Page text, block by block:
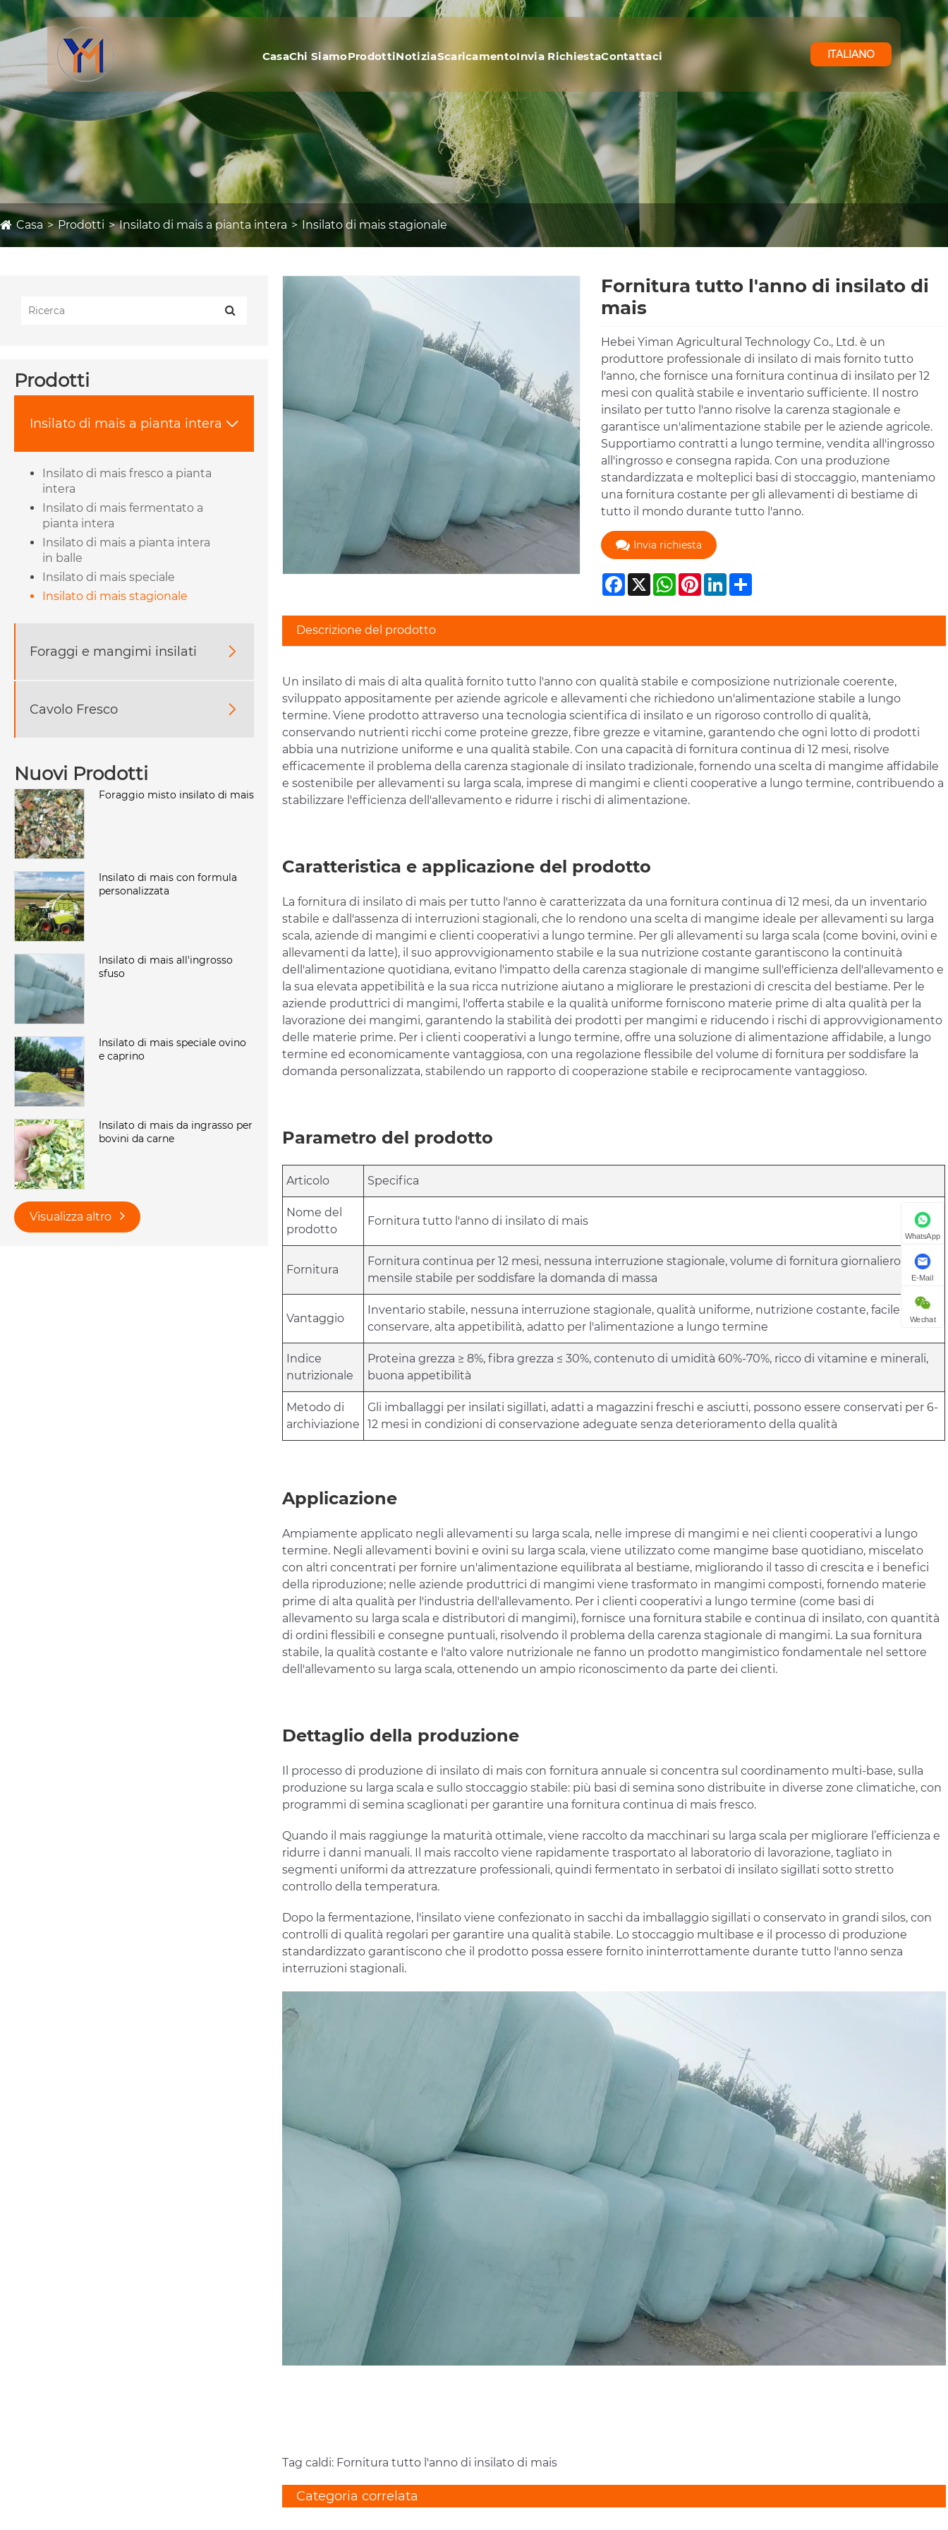
CasaChi SiamoProdottiNotiziaScaricamentoInvia RichiestaContattaci ITALIANO
Casa Prodotti Insilato di mais a pianta intera Insilato di mais stagionale
Prodotti
Insilato di mais a pianta intera 
Insilato di mais fresco a pianta
intera
Insilato di mais fermentato a
pianta intera
Insilato di mais a pianta intera
in balle
Insilato di mais speciale
Insilato di mais stagionale
Foraggi e mangimi insilati 
Cavolo Fresco 
Nuovi Prodotti
Foraggio misto insilato di mais
Insilato di mais con formula
personalizzata
Insilato di mais all'ingrosso
sfuso
Insilato di mais speciale ovino
e caprino
Insilato di mais da ingrasso per
bovini da carne
Visualizza altro
Fornitura tutto l'anno di insilato di
mais
Hebei Yiman Agricultural Technology Co., Ltd. è un
produttore professionale di insilato di mais fornito tutto
l'anno, che fornisce una fornitura continua di insilato per 12
mesi con qualità stabile e inventario sufficiente. Il nostro
insilato per tutto l'anno risolve la carenza stagionale e
garantisce un'alimentazione stabile per le aziende agricole.
Supportiamo contratti a lungo termine, vendita all'ingrosso
all'ingrosso e consegna rapida. Con una produzione
standardizzata e molteplici basi di stoccaggio, manteniamo
una fornitura costante per gli allevamenti di bestiame di
tutto il mondo durante tutto l'anno.
Invia richiesta
Facebook
X WhatsApp
Pinterest
LinkedIn
Share
Descrizione del prodotto
Un insilato di mais di alta qualità fornito tutto l'anno con qualità stabile e composizione nutrizionale coerente,
sviluppato appositamente per aziende agricole e allevamenti che richiedono un'alimentazione stabile a lungo
termine. Viene prodotto attraverso una tecnologia scientifica di insilato e un rigoroso controllo di qualità,
conservando nutrienti ricchi come proteine ​​grezze, fibre grezze e vitamine, garantendo che ogni lotto di prodotti
abbia una nutrizione uniforme e una qualità stabile. Con una capacità di fornitura continua di 12 mesi, risolve
efficacemente il problema della carenza stagionale di insilato tradizionale, fornendo una scelta di mangime affidabile
e sostenibile per allevamenti su larga scala, imprese di mangimi e clienti cooperative a lungo termine, contribuendo a
stabilizzare l'efficienza dell'allevamento e ridurre i rischi di alimentazione.
Caratteristica e applicazione del prodotto
La fornitura di insilato di mais per tutto l'anno è caratterizzata da una fornitura continua di 12 mesi, da un inventario
stabile e dall'assenza di interruzioni stagionali, che lo rendono una scelta di mangime ideale per allevamenti su larga
scala, aziende di mangimi e clienti cooperativi a lungo termine. Per gli allevamenti su larga scala (come bovini, ovini e
allevamenti da latte), il suo approvvigionamento stabile e la sua nutrizione costante garantiscono la continuità
dell'alimentazione quotidiana, evitano l'impatto della carenza stagionale di mangime sull'efficienza dell'allevamento e
la sua elevata appetibilità e la sua ricca nutrizione aiutano a migliorare le prestazioni di crescita del bestiame. Per le
aziende produttrici di mangimi, l'offerta stabile e la qualità uniforme forniscono materie prime di alta qualità per la
lavorazione dei mangimi, garantendo la stabilità dei prodotti per mangimi e riducendo i rischi di approvvigionamento
delle materie prime. Per i clienti cooperativi a lungo termine, offre una soluzione di alimentazione affidabile, a lungo
termine ed economicamente vantaggiosa, con una regolazione flessibile del volume di fornitura per soddisfare la
domanda personalizzata, stabilendo un rapporto di cooperazione stabile e reciprocamente vantaggioso.
Parametro del prodotto
Articolo Specifica
Nome del
prodotto
Fornitura tutto l'anno di insilato di mais
Fornitura
Fornitura continua per 12 mesi, nessuna interruzione stagionale, volume di fornitura giornaliero e
mensile stabile per soddisfare la domanda di massa
Vantaggio
Inventario stabile, nessuna interruzione stagionale, qualità uniforme, nutrizione costante, facile da
conservare, alta appetibilità, adatto per l'alimentazione a lungo termine
Indice
nutrizionale
Proteina grezza ≥ 8%, fibra grezza ≤ 30%, contenuto di umidità 60%-70%, ricco di vitamine e minerali,
buona appetibilità
Metodo di
archiviazione
Gli imballaggi per insilati sigillati, adatti a magazzini freschi e asciutti, possono essere conservati per 6-
12 mesi in condizioni di conservazione adeguate senza deterioramento della qualità
Applicazione
Ampiamente applicato negli allevamenti su larga scala, nelle imprese di mangimi e nei clienti cooperativi a lungo
termine. Negli allevamenti bovini e ovini su larga scala, viene utilizzato come mangime base quotidiano, miscelato
con altri concentrati per fornire un'alimentazione equilibrata al bestiame, migliorando il tasso di crescita e i benefici
della riproduzione; nelle aziende produttrici di mangimi viene trasformato in mangimi composti, fornendo materie
prime di alta qualità per l'industria dell'allevamento. Per i clienti cooperativi a lungo termine (come basi di
allevamento su larga scala e distributori di mangimi), fornisce una fornitura stabile e continua di insilato, con quantità
di ordini flessibili e consegne puntuali, risolvendo il problema della carenza stagionale di mangimi. La sua fornitura
stabile, la qualità costante e l'alto valore nutrizionale ne fanno un prodotto mangimistico fondamentale nel settore
dell'allevamento su larga scala, ottenendo un ampio riconoscimento da parte dei clienti.
Dettaglio della produzione
Il processo di produzione di insilato di mais con fornitura annuale si concentra sul coordinamento multi-base, sulla
produzione su larga scala e sullo stoccaggio stabile: più basi di semina sono distribuite in diverse zone climatiche, con
programmi di semina scaglionati per garantire una fornitura continua di mais fresco.
Quando il mais raggiunge la maturità ottimale, viene raccolto da macchinari su larga scala per migliorare l’efficienza e
ridurre i danni manuali. Il mais raccolto viene rapidamente trasportato al laboratorio di lavorazione, tagliato in
segmenti uniformi da attrezzature professionali, quindi fermentato in serbatoi di insilato sigillati sotto stretto
controllo della temperatura.
Dopo la fermentazione, l'insilato viene confezionato in sacchi da imballaggio sigillati o conservato in grandi silos, con
controlli di qualità regolari per garantire una qualità stabile. Lo stoccaggio multibase e il processo di produzione
standardizzato garantiscono che il prodotto possa essere fornito ininterrottamente durante tutto l'anno senza
interruzioni stagionali.
Tag caldi: Fornitura tutto l'anno di insilato di mais
Categoria correlata
WhatsApp
E-Mail
Wechat